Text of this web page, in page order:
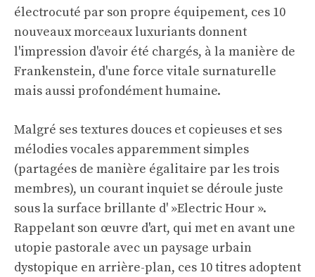
électrocuté par son propre équipement, ces 10
nouveaux morceaux luxuriants donnent
l'impression d'avoir été chargés, à la manière de
Frankenstein, d'une force vitale surnaturelle
mais aussi profondément humaine.
Malgré ses textures douces et copieuses et ses
mélodies vocales apparemment simples
(partagées de manière égalitaire par les trois
membres), un courant inquiet se déroule juste
sous la surface brillante d' »Electric Hour ».
Rappelant son œuvre d'art, qui met en avant une
utopie pastorale avec un paysage urbain
dystopique en arrière-plan, ces 10 titres adoptent